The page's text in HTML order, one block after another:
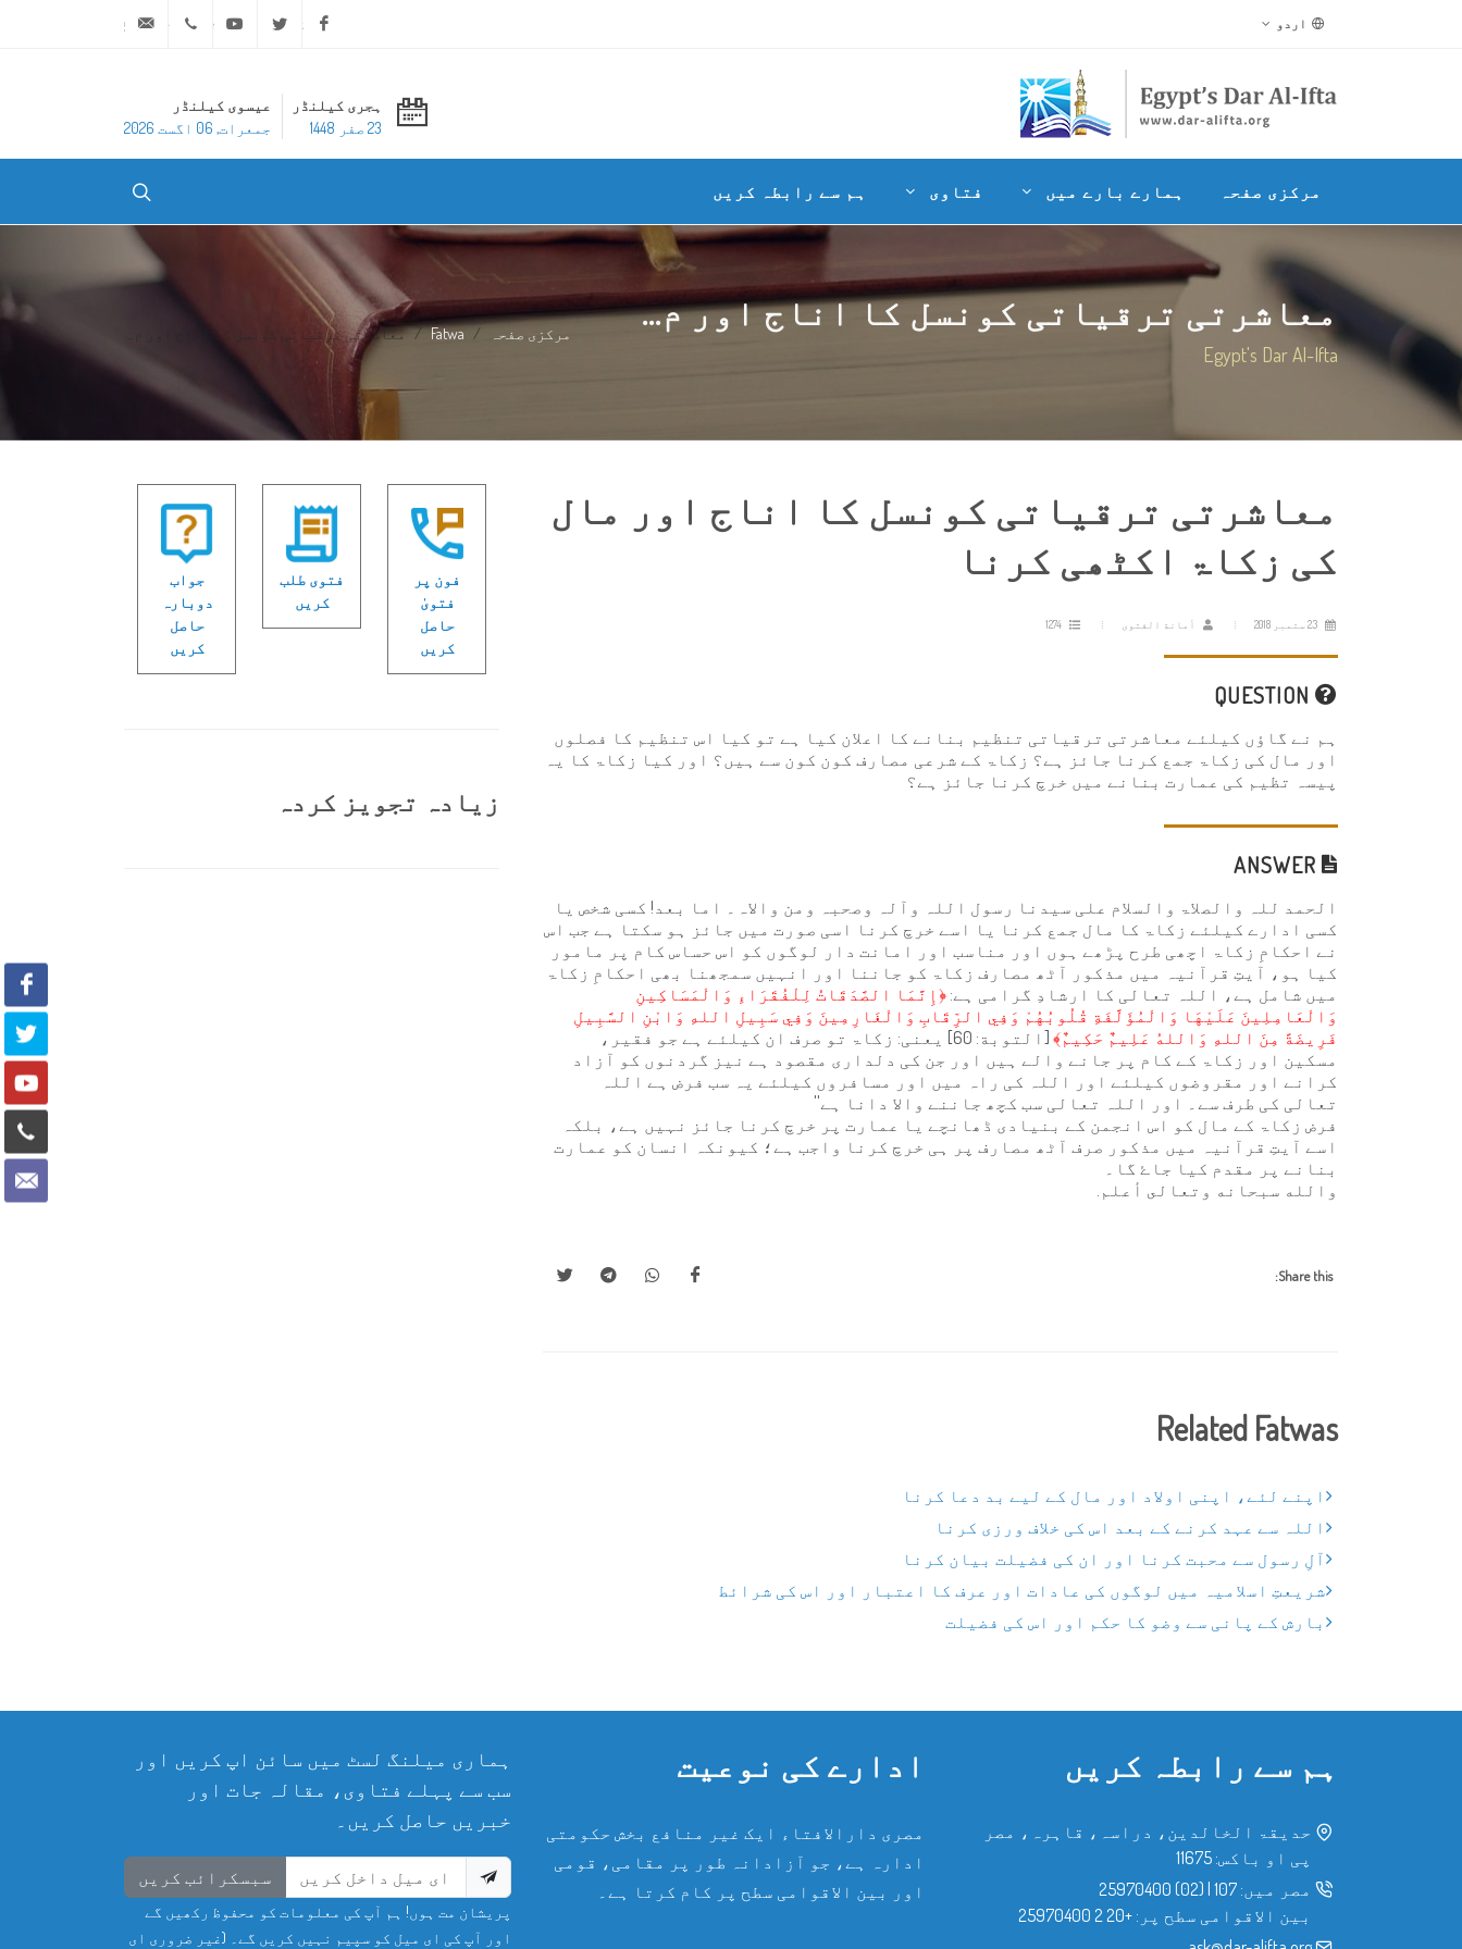
اردو Facebook
Twitter
Youtube
ہجری کیلنڈر
23 صفر 1448
عیسوی کیلنڈر
جمعرات, 06 اگست 2026
مرکزی صفحہ ہمارے بارے میں فتاوی ہم سے رابطہ کریں
معاشرتی ترقیاتی کونسل کا اناج اور م...
Egypt's Dar Al-Ifta
مرکزی صفحہ Fatwa معاشرتی ترقیاتی کونسل کا اناج اور م...
معاشرتی ترقیاتی کونسل کا اناج اور مال
کی زکاۃ اکٹھی کرنا
أمانة الفتوى
ہم نے گاؤں کیلئے معاشرتی ترقیاتی تنظیم بنانے کا اعلان کیا ہے تو کیا اس تنظیم کا فصلوں
اور مال کی زکاۃ جمع کرنا جائز ہے؟ زکاۃ کے شرعی مصارف کون کون سے ہیں؟ اور کیا زکاۃ کا یہ
پیسہ تظیم کی عمارت بنانے میں خرچ کرنا جائز ہے؟
الحمد للہ والصلاۃ والسلام علی سیدنا رسول اللہ وآلہ وصحبہ ومن والاہ۔ اما بعد! کسی شخص یا
کسی ادارے کیلئے زکاۃ کا مال جمع کرنا یا اسے خرچ کرنا اسی صورت میں جائز ہو سکتا ہے جب اس
نے احکامِ زکاۃ اچھی طرح پڑھے ہوں اور مناسب اور امانت دار لوگوں کو اس حساس کام پر مامور
کیا ہو، آیتِ قرآنیہ میں مذکور آٹھ مصارف زکاۃ کو جاننا اور انہیں سمجھنا بھی احکامِ زکاۃ
میں شامل ہے، اللہ تعالی کا ارشادِ گرامی ہے: ﴿إِنَّمَا الصَّدَقَاتُ لِلْفُقَرَاءِ وَالْمَسَاكِينِ
وَالْعَامِلِينَ عَلَيْهَا وَالْمُؤَلَّفَةِ قُلُوبُهُمْ وَفِي الرِّقَابِ وَالْغَارِمِينَ وَفِي سَبِيلِ اللهِ وَابْنِ السَّبِيلِ
فَرِيضَةً مِنَ اللهِ وَاللهُ عَلِيمٌ حَكِيمٌ﴾
[التوبة: 60] یعنی: زکاۃ تو صرف ان کیلئے ہے جو فقیر،
مسکین اور زکاۃ کے کام پر جانے والے ہیں اور جن کی دلداری مقصود ہے نیز گردنوں کو آزاد
کرانے اور مقروضوں کیلئے اور اللہ کی راہ میں اور مسافروں کیلئے یہ سب فرض ہے اللہ
تعالی کی طرف سے۔ اور اللہ تعالی سب کچھ جاننے والا دانا ہے''
فرض زکاۃ کے مال کو اس انجمن کے بنیادی ڈھانچے یا عمارت پر خرچ کرنا جائز نہیں ہے، بلکہ
اسے آیتِ قرآنیہ میں مذکور صرف آٹھ مصارف پر ہی خرچ کرنا واجب ہے؛ کیونکہ انسان کو عمارت
بنانے پر مقدم کیا جاۓ گا۔
والله سبحانه وتعالى أعلم.
Share this:
Related Fatwas
اپنے لئے، اپنی اولاد اور مال کے لیے بد دعا کرنا
اللہ سے عہد کرنے کے بعد اس کی خلاف ورزی کرنا
آلِ رسول سے محبت کرنا اور ان کی فضیلت بیان کرنا
شریعتِ اسلامیہ میں لوگوں کی عادات اور عرف کا اعتبار اور اس کی شرائط
بارش کے پانی سے وضو کا حکم اور اس کی فضیلت
فون پر
فتویٰ
حاصل
کریں
فتوی طلب
کریں
جواب
دوبارہ
حاصل
کریں
زیادہ تجویز کردہ
ہم سے رابطہ کریں
حدیقۃ الخالدین، دراسہ، قاہرہ، مصر
پی او باکس: 11675
مصر میں: 107
(02) 25970400
بین الاقوامی سطح پر: +20 2 25970400
ادارے کی نوعیت
مصری دارالافتاء ایک غیر منافع بخش حکومتی
ادارہ ہے، جو آزادانہ طور پر مقامی، قومی
اور بین الاقوامی سطح پر کام کرتا ہے۔
ہماری میلنگ لسٹ میں سائن اپ کریں اور
سب سے پہلے فتاوی، مقالہ جات اور
خبریں حاصل کریں۔
سبسکرائب کریں
پریشان مت ہوں! ہم آپ کی معلومات کو محفوظ رکھیں گے
اور آپ کی ای میل کو سپیم نہیں کریں گے۔ (غیر ضروری ای